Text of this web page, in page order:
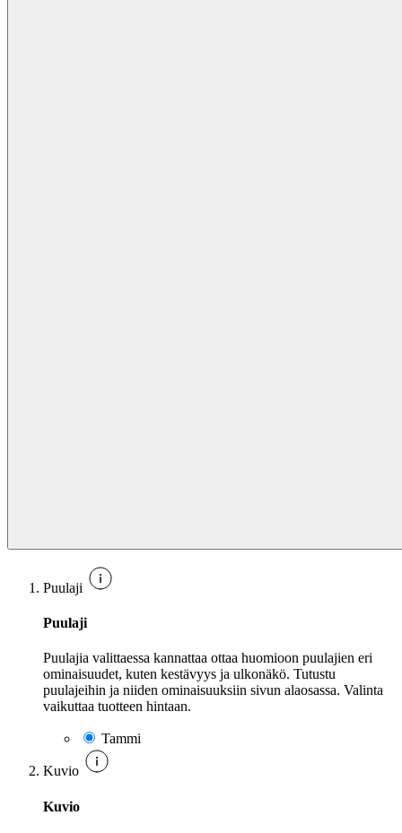
Puulaji
Puulaji
Puulajia valittaessa kannattaa ottaa huomioon puulajien eri
ominaisuudet, kuten kestävyys ja ulkonäkö. Tutustu
puulajeihin ja niiden ominaisuuksiin sivun alaosassa. Valinta
vaikuttaa tuotteen hintaan.
Tammi
Kuvio
Kuvio